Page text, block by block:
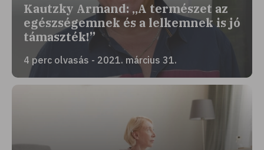
Kautzky Armand: „A természet az
egészségemnek és a lelkemnek is jó
támaszték!”
4 perc olvasás - 2021. március 31.